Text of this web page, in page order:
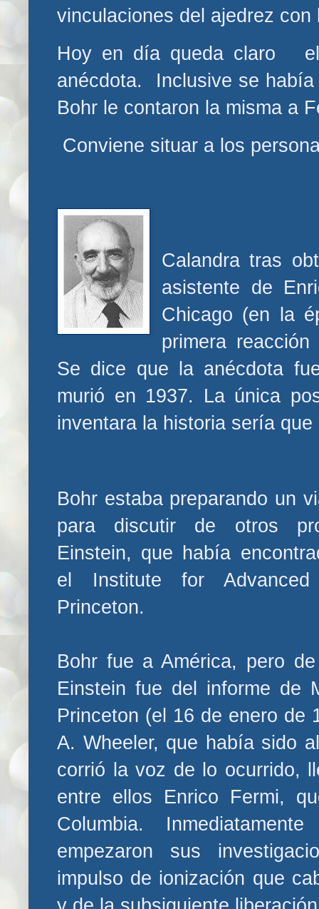
vinculaciones del ajedrez
Hoy en día queda claro
anécdota. Inclusive se
Bohr le contaron la misma a
Conviene situar a los
Calandra tras
asistente de
Chicago (en la
primera
Se dice que la anécdota
murió en 1937. La única
inventara la historia sería
Bohr estaba preparando un
para discutir de otros
Einstein, que había
el Institute for
Princeton.
Bohr fue a América, pero
Einstein fue del informe de
Princeton (el 16 de enero de
A. Wheeler, que había sido
corrió la voz de lo ocurrido,
entre ellos Enrico Fermi,
Columbia.
empezaron sus
impulso de ionización que